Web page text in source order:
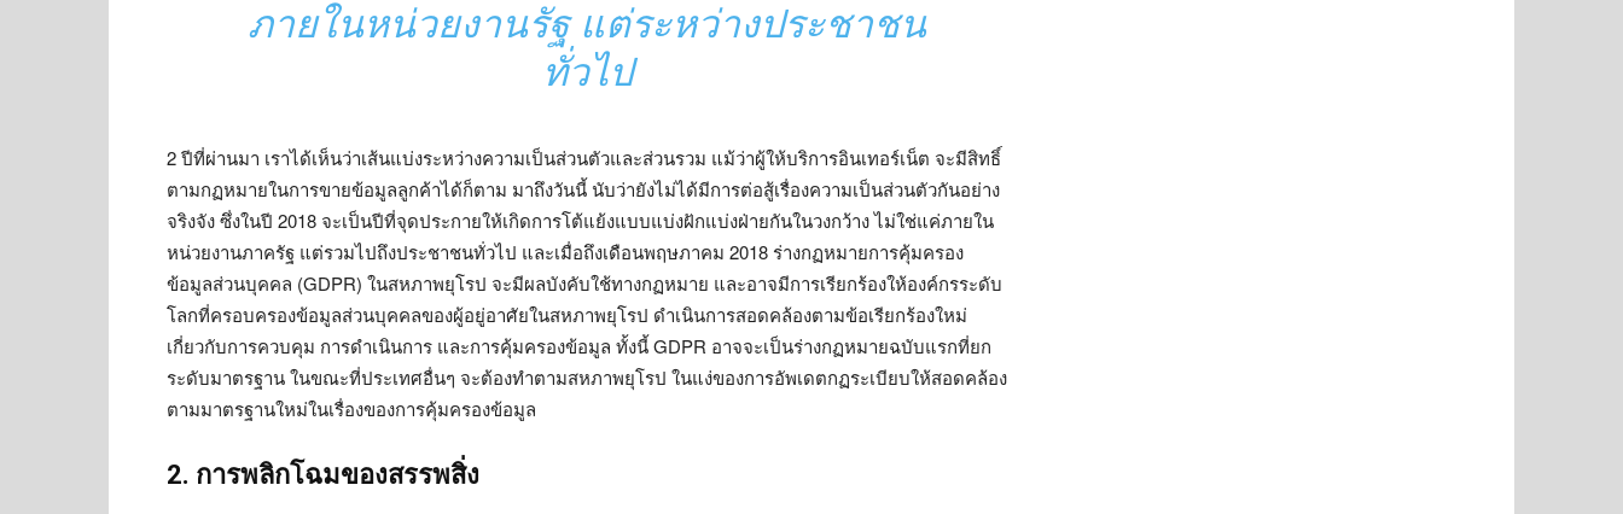
ภายในหน่วยงานรัฐ แต่ระหว่างประชาชน
ทั่วไป
2 ปีที่ผ่านมา เราได้เห็นว่าเส้นแบ่งระหว่างความเป็นส่วนตัวและส่วนรวม แม้ว่าผู้ให้บริการอินเทอร์เน็ต จะมีสิทธิ์
ตามกฏหมายในการขายข้อมูลลูกค้าได้ก็ตาม มาถึงวันนี้ นับว่ายังไม่ได้มีการต่อสู้เรื่องความเป็นส่วนตัวกันอย่าง
จริงจัง ซึ่งในปี 2018 จะเป็นปีที่จุดประกายให้เกิดการโต้แย้งแบบแบ่งฝักแบ่งฝ่ายกันในวงกว้าง ไม่ใช่แค่ภายใน
หน่วยงานภาครัฐ แต่รวมไปถึงประชาชนทั่วไป และเมื่อถึงเดือนพฤษภาคม 2018 ร่างกฏหมายการคุ้มครอง
ข้อมูลส่วนบุคคล (GDPR) ในสหภาพยุโรป จะมีผลบังคับใช้ทางกฏหมาย และอาจมีการเรียกร้องให้องค์กรระดับ
โลกที่ครอบครองข้อมูลส่วนบุคคลของผู้อยู่อาศัยในสหภาพยุโรป ดำเนินการสอดคล้องตามข้อเรียกร้องใหม่
เกี่ยวกับการควบคุม การดำเนินการ และการคุ้มครองข้อมูล ทั้งนี้ GDPR อาจจะเป็นร่างกฏหมายฉบับแรกที่ยก
ระดับมาตรฐาน ในขณะที่ประเทศอื่นๆ จะต้องทำตามสหภาพยุโรป ในแง่ของการอัพเดตกฏระเบียบให้สอดคล้อง
ตามมาตรฐานใหม่ในเรื่องของการคุ้มครองข้อมูล
2. การพลิกโฉมของสรรพสิ่ง